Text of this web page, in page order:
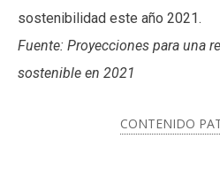
sostenibilidad este año 2021.
Fuente: Proyecciones para una
sostenible en 2021
CONTENIDO